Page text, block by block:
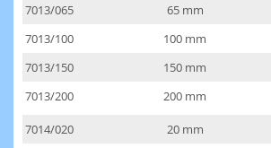
7013/065
65 mm
7013/100
100 mm
7013/150
150 mm
7013/200
200 mm
7014/020 20 mm